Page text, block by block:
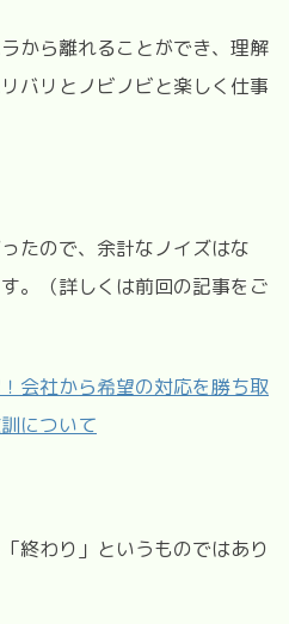
から離れることができ、理解
バリとノビノビと楽しく仕事
たので、余計なノイズはな
。（詳しくは前回の記事をご
会社から希望の対応を勝ち取
について
終わり」というものではあり